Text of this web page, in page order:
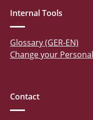
Internal Tools
Glossary (GER-EN)
Change your
Contact